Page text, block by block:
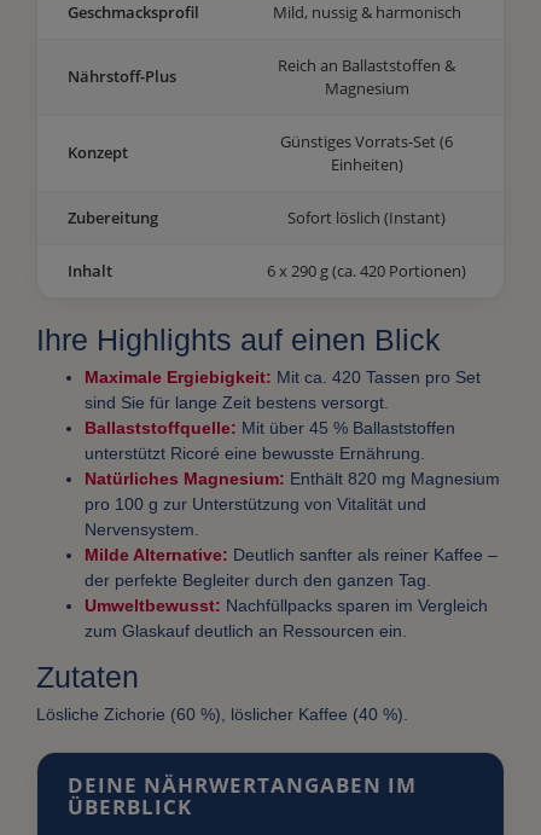
Geschmacksprofil Mild, nussig & harmonisch
Nährstoff-Plus
Reich an Ballaststoffen &
Magnesium
Konzept
Günstiges Vorrats-Set (6
Einheiten)
Zubereitung Sofort löslich (Instant)
Inhalt 6 x 290 g (ca. 420 Portionen)
Ihre Highlights auf einen Blick
Maximale Ergiebigkeit: Mit ca. 420 Tassen pro Set
sind Sie für lange Zeit bestens versorgt.
Ballaststoffquelle: Mit über 45 % Ballaststoffen
unterstützt Ricoré eine bewusste Ernährung.
Natürliches Magnesium: Enthält 820 mg Magnesium
pro 100 g zur Unterstützung von Vitalität und
Nervensystem.
Milde Alternative: Deutlich sanfter als reiner Kaffee –
der perfekte Begleiter durch den ganzen Tag.
Umweltbewusst: Nachfüllpacks sparen im Vergleich
zum Glaskauf deutlich an Ressourcen ein.
Zutaten
Lösliche Zichorie (60 %), löslicher Kaffee (40 %).
DEINE NÄHRWERTANGABEN IM
ÜBERBLICK